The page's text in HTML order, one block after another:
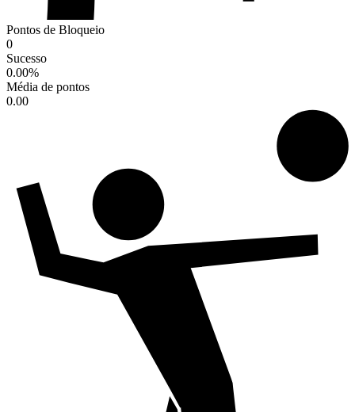
Pontos de Bloqueio
0
Sucesso
0.00%
Média de pontos
0.00